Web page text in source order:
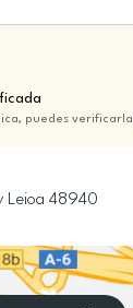
puedes verificarla
Leioa 48940